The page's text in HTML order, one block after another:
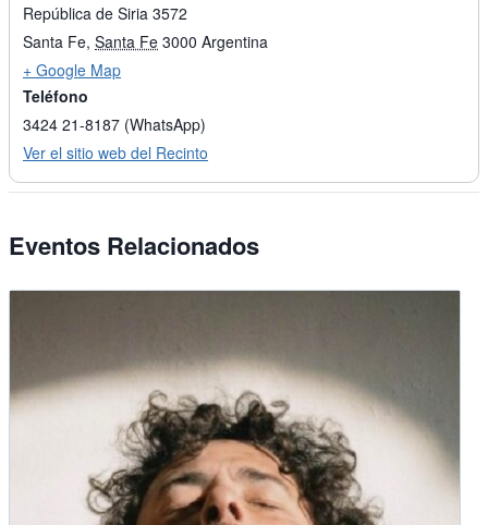
República de Siria 3572
Santa Fe, Santa Fe 3000 Argentina
+ Google Map
Teléfono
3424 21-8187 (WhatsApp)
Ver el sitio web del Recinto
Eventos Relacionados